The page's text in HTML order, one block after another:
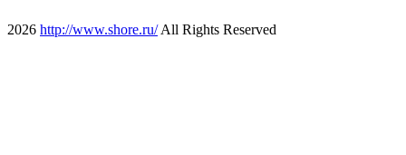
2026 http://www.shore.ru/All Rights Reserved